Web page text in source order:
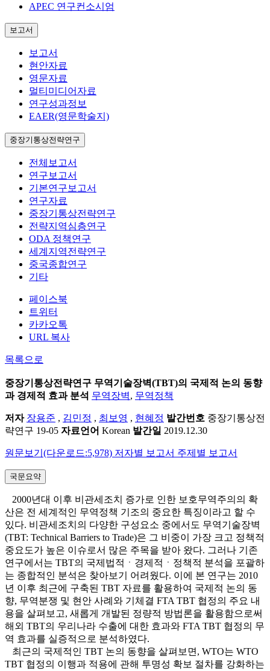
APEC 연구컨소시엄
보고서
보고서
현안자료
영문자료
멀티미디어자료
연구성과정보
EAER(영문학술지)
중장기통상전략연구
전체보고서
연구보고서
기본연구보고서
연구자료
중장기통상전략연구
전략지역심층연구
ODA 정책연구
세계지역전략연구
중국종합연구
기타
페이스북
트위터
카카오톡
URL 복사
목록으로
중장기통상전략연구 무역기술장벽(TBT)의 국제적 논의 동향
과 경제적 효과 분석 무역장벽, 무역정책
저자 장용준 , 김민정 , 최보영 , 현혜정 발간번호 중장기통상전
략연구 19-05 자료언어 Korean 발간일 2019.12.30
원문보기(다운로드:5,978) 저자별 보고서 주제별 보고서
국문요약
2000년대 이후 비관세조치 증가로 인한 보호무역주의의 확
산은 전 세계적인 무역정책 기조의 중요한 특징이라고 할 수
있다. 비관세조치의 다양한 구성요소 중에서도 무역기술장벽
(TBT: Technical Barriers to Trade)은 그 비중이 가장 크고 정책적
중요도가 높은 이슈로서 많은 주목을 받아 왔다. 그러나 기존
연구에서는 TBT의 국제법적ㆍ경제적ㆍ정책적 분석을 포괄하
는 종합적인 분석은 찾아보기 어려웠다. 이에 본 연구는 2010
년 이후 최근에 구축된 TBT 자료를 활용하여 국제적 논의 동
향, 무역분쟁 및 현안 사례와 기체결 FTA TBT 협정의 주요 내
용을 살펴보고, 새롭게 개발된 정량적 방법론을 활용함으로써
해외 TBT의 우리나라 수출에 대한 효과와 FTA TBT 협정의 무
역 효과를 실증적으로 분석하였다.
최근의 국제적인 TBT 논의 동향을 살펴보면, WTO는 WTO
TBT 협정의 이행과 적용에 관해 투명성 확보 절차를 강화하는